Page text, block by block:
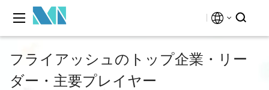
フライアッシュのトップ企業・リー
ダー・主要プレイヤー